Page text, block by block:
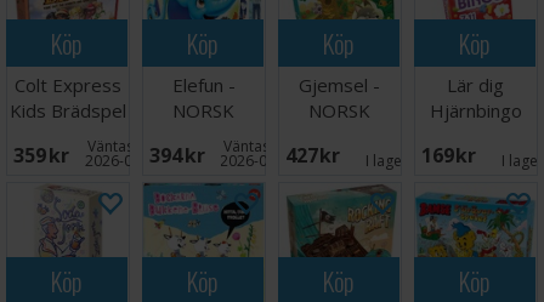
Köp
Colt Express
Kids Brädspel
359 SEK Väntas in:
2026-09-30
Köp
Elefun -
NORSK
394 SEK Väntas in:
2026-09-30
Köp
Gjemsel -
NORSK
427 SEK I lager:
Köp
Lär dig
Hjärnbingo
169 SEK I
Köp Köp Köp Köp